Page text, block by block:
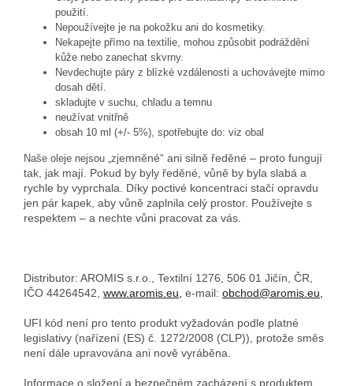
použití.
Nepoužívejte je na pokožku ani do kosmetiky.
Nekapejte přímo na textilie, mohou způsobit podráždění
kůže nebo zanechat skvrny.
Nevdechujte páry z blízké vzdálenosti a uchovávejte mimo
dosah dětí.
skladujte v suchu, chladu a temnu
neužívat vnitřně
obsah 10 ml (+/- 5%), spotřebujte do: viz obal
Naše oleje nejsou „zjemněné“ ani silně ředěné – proto fungují
tak, jak mají. Pokud by byly ředěné, vůně by byla slabá a
rychle by vyprchala. Díky poctivé koncentraci stačí opravdu
jen pár kapek, aby vůně zaplnila celý prostor. Používejte s
respektem – a nechte vůni pracovat za vás.
Distributor: AROMIS s.r.o., Textilní 1276, 506 01 Jičín, ČR,
IČO 44264542, www.aromis.eu, e-mail: obchod@aromis.eu,
UFI kód není pro tento produkt vyžadován podle platné
legislativy (nařízení (ES) č. 1272/2008 (CLP)), protože směs
není dále upravována ani nově vyráběna.
Informace o složení a bezpečném zacházení s produktem